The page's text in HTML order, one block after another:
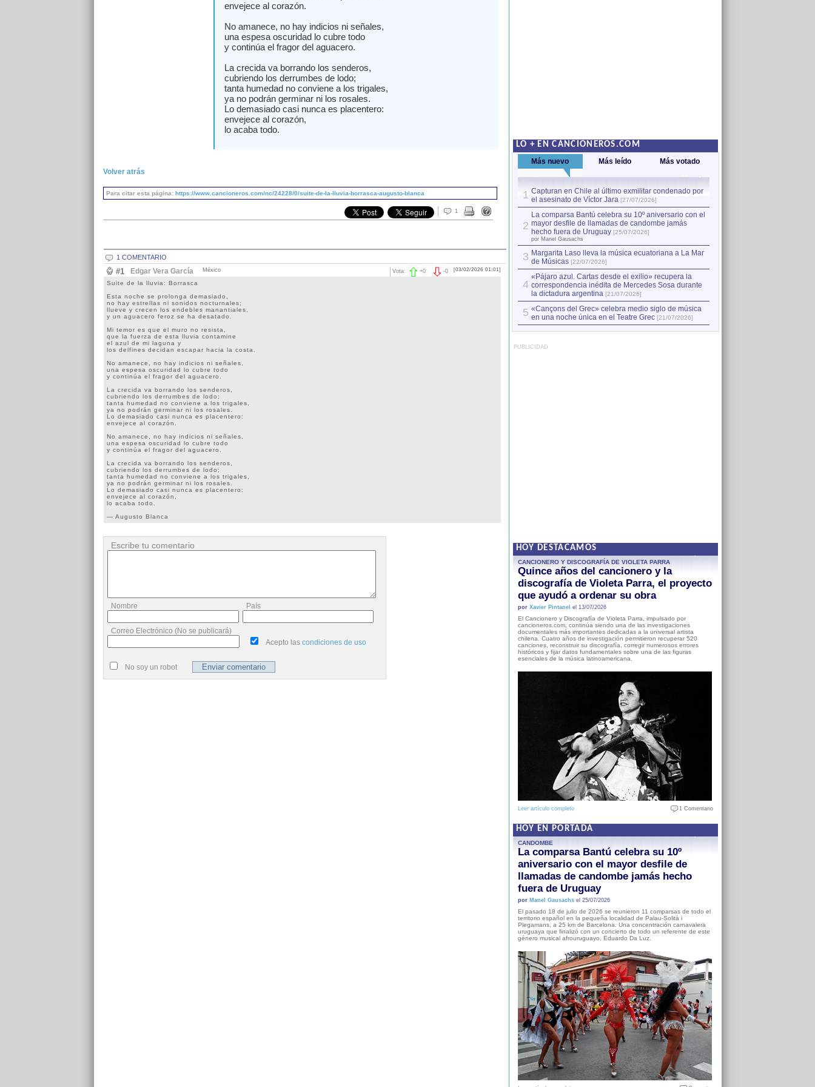
envejece al corazón.
No amanece, no hay indicios ni señales,
una espesa oscuridad lo cubre todo
y continúa el fragor del aguacero.
La crecida va borrando los senderos,
cubriendo los derrumbes de lodo;
tanta humedad no conviene a los trigales,
ya no podrán germinar ni los rosales.
Lo demasiado casi nunca es placentero:
envejece al corazón,
lo acaba todo.
Volver atrás
Para citar esta página: https://www.cancioneros.com/nc/24228/0/suite-de-la-lluvia-borrasca-augusto-blanca
1
1 COMENTARIO
#1 Edgar Vera García México [03/02/2026 01:01]
-0
Vota: +0
Suite de la lluvia: Borrasca
Esta noche se prolonga demasiado,
no hay estrellas ni sonidos nocturnales;
llueve y crecen los endebles manantiales,
y un aguacero feroz se ha desatado.
Mi temor es que el muro no resista,
que la fuerza de esta lluvia contamine
el azul de mi laguna y
los delfines decidan escapar hacia la costa.
No amanece, no hay indicios ni señales,
una espesa oscuridad lo cubre todo
y continúa el fragor del aguacero.
La crecida va borrando los senderos,
cubriendo los derrumbes de lodo;
tanta humedad no conviene a los trigales,
ya no podrán germinar ni los rosales.
Lo demasiado casi nunca es placentero:
envejece al corazón.
No amanece, no hay indicios ni señales,
una espesa oscuridad lo cubre todo
y continúa el fragor del aguacero.
La crecida va borrando los senderos,
cubriendo los derrumbes de lodo;
tanta humedad no conviene a los trigales,
ya no podrán germinar ni los rosales.
Lo demasiado casi nunca es placentero:
envejece al corazón,
lo acaba todo.
— Augusto Blanca
Escribe tu comentario
Nombre País
Correo Electrónico (No se publicará)
Acepto las condiciones de uso
No soy un robot
LO + EN CANCIONEROS.COM
Más nuevo Más leído Más votado
1 Capturan en Chile al último exmilitar condenado por
el asesinato de Víctor Jara [27/07/2026]
2
La comparsa Bantú celebra su 10º aniversario con el
mayor desfile de llamadas de candombe jamás
hecho fuera de Uruguay [25/07/2026]
por Manel Gausachs
3 Margarita Laso lleva la música ecuatoriana a La Mar
de Músicas [22/07/2026]
4
«Pájaro azul. Cartas desde el exilio» recupera la
correspondencia inédita de Mercedes Sosa durante
la dictadura argentina [21/07/2026]
5 «Cançons del Grec» celebra medio siglo de música
en una noche única en el Teatre Grec [21/07/2026]
PUBLICIDAD
HOY DESTACAMOS
CANCIONERO Y DISCOGRAFÍA DE VIOLETA PARRA
Quince años del cancionero y la
discografía de Violeta Parra, el proyecto
que ayudó a ordenar su obra
por Xavier Pintanel el 13/07/2026
El Cancionero y Discografía de Violeta Parra, impulsado por
cancioneros.com, continúa siendo una de las investigaciones
documentales más importantes dedicadas a la universal artista
chilena. Cuatro años de investigación permitieron recuperar 520
canciones, reconstruir su discografía, corregir numerosos errores
históricos y fijar datos fundamentales sobre una de las figuras
esenciales de la música latinoamericana.
Leer artículo completo 1 Comentario
HOY EN PORTADA
CANDOMBE
La comparsa Bantú celebra su 10º
aniversario con el mayor desfile de
llamadas de candombe jamás hecho
fuera de Uruguay
por Manel Gausachsel 25/07/2026
El pasado 18 de julio de 2026 se reunieron 11 comparsas de todo el
territorio español en la pequeña localidad de Palau-Solità i
Plegamans, a 25 km de Barcelona. Una concentración carnavalera
uruguaya que finalizó con un concierto de todo un referente de este
género musical afrouruguayo, Eduardo Da Luz.